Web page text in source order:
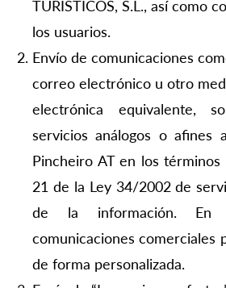
TURISTICOS, S.L., así como
los usuarios.
Envío de comunicaciones
correo electrónico u otro
electrónica equivalente,
servicios análogos o afines
Pincheiro AT en los
21 de la Ley 34/2002 de
de la información. En
comunicaciones comerciales
de forma personalizada.